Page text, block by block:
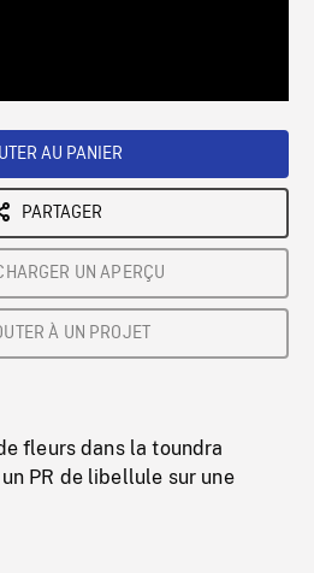
AU PANIER
PARTAGER
UN APERÇU
À UN PROJET
fleurs dans la toundra
PR de libellule sur une